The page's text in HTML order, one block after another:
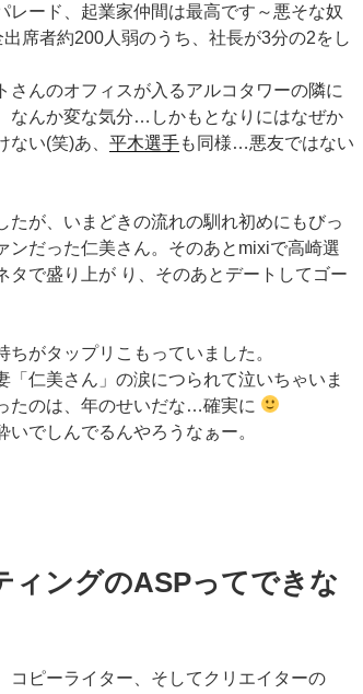
レード、起業家仲間は最高です～悪そな奴
席者約200人弱のうち、社長が3分の2をし
さんのオフィスが入るアルコタワーの隣に
なんか変な気分…しかもとなりにはなぜか
ない(笑)あ、 平木選手も同様…悪友ではない
たが、いまどきの流れの馴れ初めにもびっ
ンだった仁美さん。そのあとmixiで高崎選
タで盛り上が り、そのあとデートしてゴー
がタップリこもっていました。
「仁美さん」の涙につられて泣いちゃいま
たのは、年のせいだな…確実に
でしんでるんやろうなぁー。
ィングのASPってできな
コピーライター、そしてクリエイターの